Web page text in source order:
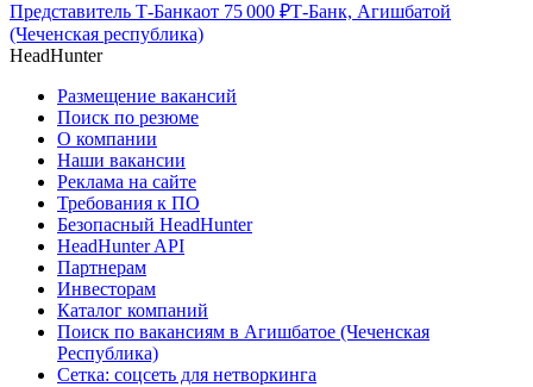
Представитель Т-Банкаот 75 000 ₽Т-Банк, Агишбатой
(Чеченская республика)
HeadHunter
Размещение вакансий
Поиск по резюме
О компании
Наши вакансии
Реклама на сайте
Требования к ПО
Безопасный HeadHunter
HeadHunter API
Партнерам
Инвесторам
Каталог компаний
Поиск по вакансиям в Агишбатое (Чеченская
Республика)
Сетка: соцсеть для нетворкинга